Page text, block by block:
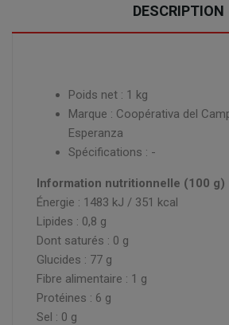
DESCRIPTION
Poids net : 1 kg
Marque : Coopérativa del
Esperanza
Spécifications : -
Information nutritionnelle (100 g)
Énergie : 1483 kJ / 351 kcal
Lipides : 0,8 g
Dont saturés : 0 g
Glucides : 77 g
Fibre alimentaire : 1 g
Protéines : 6 g
Sel : 0 g